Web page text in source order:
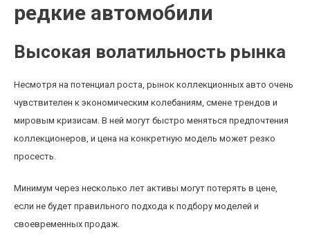
редкие автомобили
Высокая волатильность рынка
Несмотря на потенциал роста, рынок коллекционных авто очень
чувствителен к экономическим колебаниям, смене трендов и
мировым кризисам. В ней могут быстро меняться предпочтения
коллекционеров, и цена на конкретную модель может резко
просесть.
Минимум через несколько лет активы могут потерять в цене,
если не будет правильного подхода к подбору моделей и
своевременных продаж.